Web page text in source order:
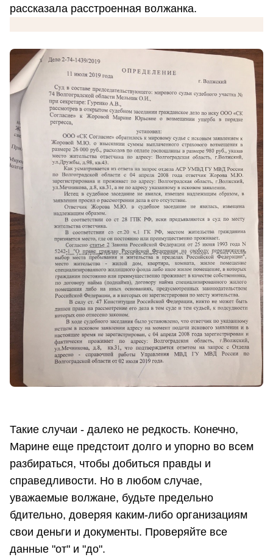
рассказала расстроенная волжанка.
Такие случаи - далеко не редкость. Конечно,
Марине еще предстоит долго и упорно во всем
разбираться, чтобы добиться правды и
справедливости. Но в любом случае,
уважаемые волжане, будьте предельно
бдительно, доверяя каким-либо организациям
свои деньги и документы. Проверяйте все
данные "от" и "до".